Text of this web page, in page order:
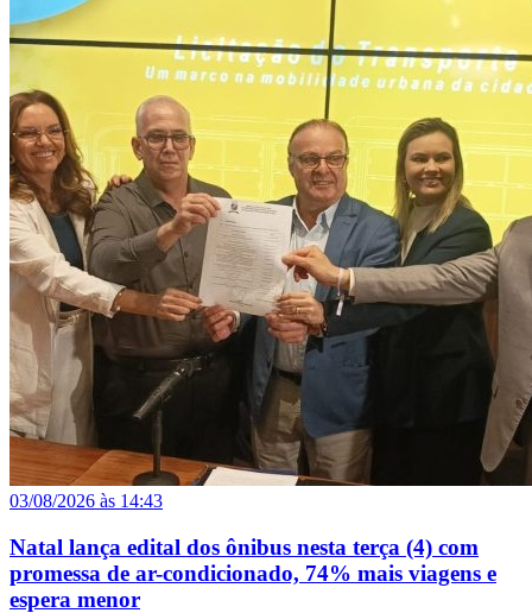
03/08/2026 às 14:43
Natal lança edital dos ônibus nesta terça (4) com
promessa de ar-condicionado, 74% mais viagens e
espera menor